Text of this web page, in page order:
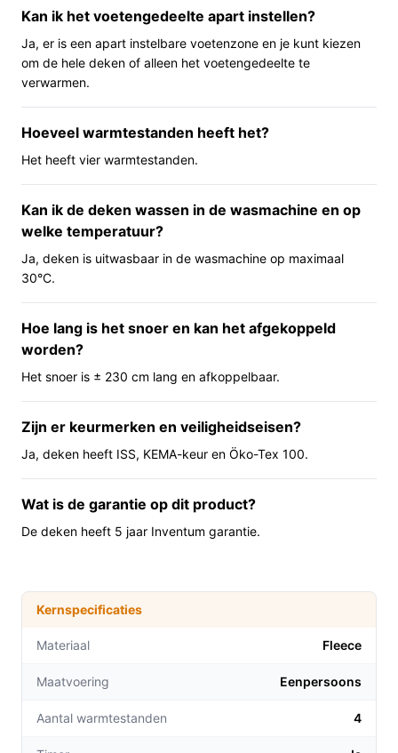
fabrikant geeft aan dat er automatische uitschakeling en
oververhittingsbeveiliging aanwezig zijn, en dat de
deken bedoeld is voor normaal nachtelijk gebruik.
Praktische voordelen van dit model voor dagelijks
gebruik.
Gerichte warmte: aparte voetzone om alleen de
voeten te verwarmen zonder de hele slaapplaats
onnodig te verwarmen.
Eenvoudig te reinigen: de schakelaar is
Veiligheidsmaatregelen ingebouwd: automatische
uitschakeling en oververhittingsbeveiliging
Voor wie is dit geschikt?
Geschikt voor éénpersoonshuishoudens, studenten,
kleine slaapkamers en iedereen die koude voeten wil
voorkomen. Handig voor wie een aparte
voetverwarming wil zonder extra elektrische dekking
over het hele lichaam.
informatie wilt over energieverbruik (wattage),
intensief wast, controleer ook de wasinstructies in de
handleiding; de fabrikant noemt een maximale
wastemperatuur en specifieke drooginstructies.
Kan ik het voetengedeelte apart instellen?
Ja, er is een apart instelbare voetenzone en je kunt kiezen
om de hele deken of alleen het voetengedeelte te
verwarmen.
Hoeveel warmtestanden heeft het?
Het heeft vier warmtestanden.
Kan ik de deken wassen in de wasmachine en op
welke temperatuur?
Ja, deken is uitwasbaar in de wasmachine op maximaal
30°C.
Hoe lang is het snoer en kan het afgekoppeld
worden?
Het snoer is ± 230 cm lang en afkoppelbaar.
Zijn er keurmerken en veiligheidseisen?
Ja, deken heeft ISS, KEMA-keur en Öko-Tex 100.
Wat is de garantie op dit product?
De deken heeft 5 jaar Inventum garantie.
Kernspecificaties
Materiaal Fleece
Maatvoering Eenpersoons
Aantal warmtestanden 4